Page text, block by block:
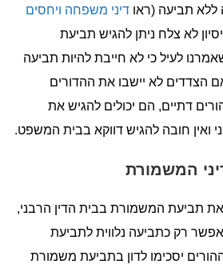
תביעה (ראו דיני משפחה ויחסים
לא צלח ניתן להגיש תביעת
לעיל כי לא חייבת להיות תביעה
הצדדים לא יישבו את ההדורים
דתיים, הם יכולים להגיש את
ואין חובה להגיש דווקא בבית המשפט.
המשמורת
תביעת המשמורת בבית הדין הרבני,
רק כתביעה נלווית לתביעת
יסכימו לדון בתביעת משמורת